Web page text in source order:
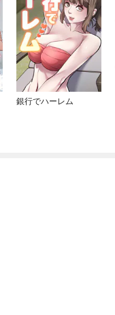
銀行でハーレム